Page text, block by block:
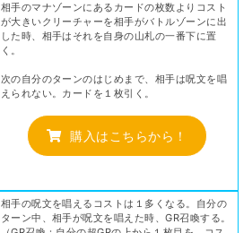
相手のマナゾーンにあるカードの枚数よりコスト
が大きいクリーチャーを相手がバトルゾーンに出
した時、相手はそれを自身の山札の一番下に置
く。
次の自分のターンのはじめまで、相手は呪文を唱
えられない。カードを１枚引く。
購入はこちらから！
相手の呪文を唱えるコストは１多くなる。自分の
ターン中、相手が呪文を唱えた時、GR召喚する。